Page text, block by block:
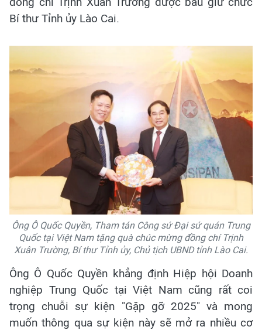
Bí thư Tỉnh ủy Lào Cai.
Ông Ô Quốc Quyền, Tham tán Công sứ Đại sứ quán Trung
Quốc tại Việt Nam tặng quà chúc mừng đồng chí Trịnh
Xuân Trường, Bí thư Tỉnh ủy, Chủ tịch UBND tỉnh Lào Cai.
Ông Ô Quốc Quyền khẳng định Hiệp hội Doanh
nghiệp Trung Quốc tại Việt Nam cũng rất coi
trọng chuỗi sự kiện "Gặp gỡ 2025" và mong
muốn thông qua sự kiện này sẽ mở ra nhiều cơ